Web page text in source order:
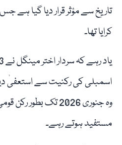
تاریخ سے مؤثر قرار دیا گیا ہے
کرایا تھا۔
اسمبلی کی رکنیت سے استعفیٰ دیا
وہ جنوری 2026 تک
مستفید ہوتے رہے۔